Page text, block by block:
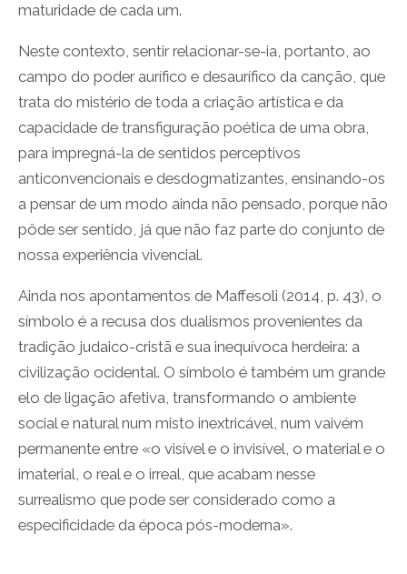
maturidade de cada um.
Neste contexto, sentir relacionar-se-ia, portanto, ao
campo do poder aurífico e desaurífico da canção, que
trata do mistério de toda a criação artística e da
capacidade de transfiguração poética de uma obra,
para impregná-la de sentidos perceptivos
anticonvencionais e desdogmatizantes, ensinando-os
a pensar de um modo ainda não pensado, porque não
pôde ser sentido, já que não faz parte do conjunto de
nossa experiência vivencial.
Ainda nos apontamentos de Maffesoli (2014, p. 43), o
símbolo é a recusa dos dualismos provenientes da
tradição judaico-cristã e sua inequívoca herdeira: a
civilização ocidental. O símbolo é também um grande
elo de ligação afetiva, transformando o ambiente
social e natural num misto inextricável, num vaivém
permanente entre «o visível e o invisível, o material e o
imaterial, o real e o irreal, que acabam nesse
surrealismo que pode ser considerado como a
especificidade da época pós-moderna».